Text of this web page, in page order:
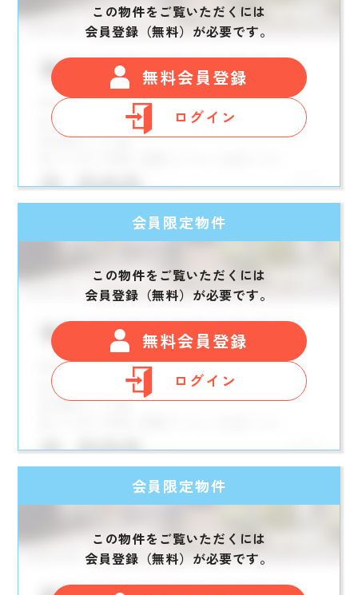
この物件をご覧いただくには
会員登録（無料）が必要です。
無料会員登録
ログイン
会員限定物件
この物件をご覧いただくには
会員登録（無料）が必要です。
無料会員登録
ログイン
会員限定物件
この物件をご覧いただくには
会員登録（無料）が必要です。